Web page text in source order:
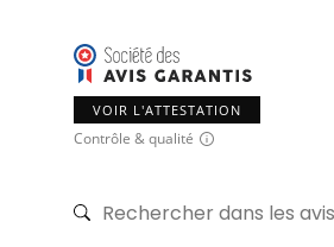
VOIR L'ATTESTATION
Contrôle & qualité